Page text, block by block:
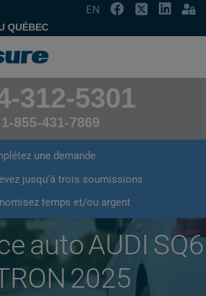
QUÉBEC
EN
312-5301
1-855-431-7869
une demande
jusqu'à trois soumissions
temps et/ou argent
auto AUDI SQ6
2025